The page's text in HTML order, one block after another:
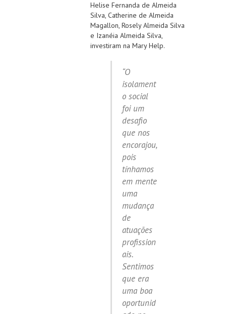
Helise Fernanda de Almeida
Silva, Catherine de Almeida
Magallon, Rosely Almeida Silva
e Izanéia Almeida Silva,
investiram na Mary Help.
“O
isolament
o social
foi um
desafio
que nos
encorajou,
pois
tínhamos
em mente
uma
mudança
de
atuações
profission
ais.
Sentimos
que era
uma boa
oportunid